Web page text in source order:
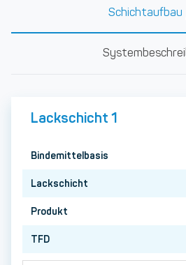
Schichtaufbau
Lackschicht 1
Bindemittelbasis
Lackschicht
Produkt
TFD